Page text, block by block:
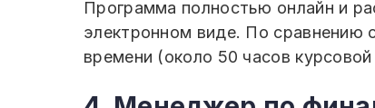
Программа полностью онлайн и
электронном виде. По сравнению
времени (около 50 часов